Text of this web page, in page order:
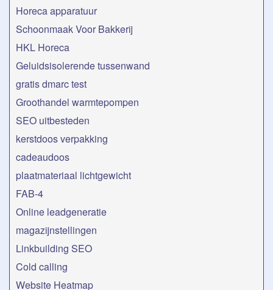
Horeca apparatuur
Schoonmaak Voor Bakkerij
HKL Horeca
Geluidsisolerende tussenwand
gratis dmarc test
Groothandel warmtepompen
SEO uitbesteden
kerstdoos verpakking
cadeaudoos
plaatmateriaal lichtgewicht
FAB-4
Online leadgeneratie
magazijnstellingen
Linkbuilding SEO
Cold calling
Website Heatmap